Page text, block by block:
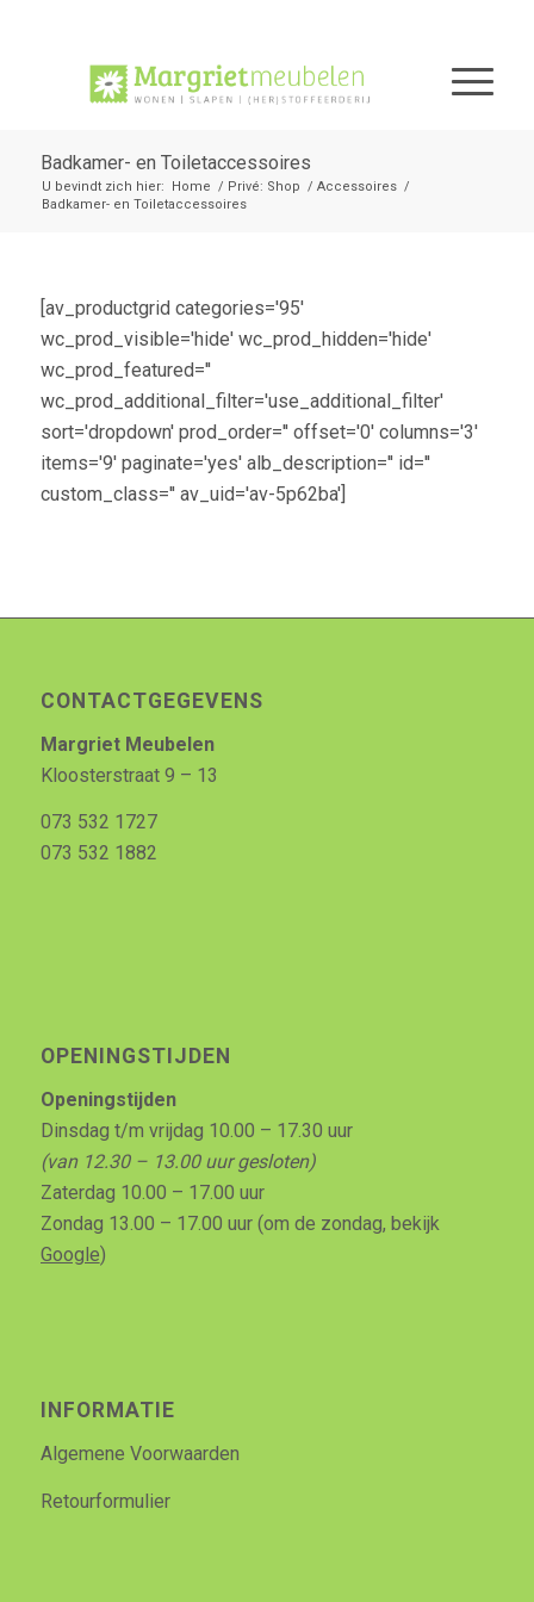
Badkamer- en Toiletaccessoires
U bevindt zich hier: Home / Privé: Shop / Accessoires /
Badkamer- en Toiletaccessoires
[av_productgrid categories='95'
wc_prod_visible='hide' wc_prod_hidden='hide'
wc_prod_featured=''
wc_prod_additional_filter='use_additional_filter'
sort='dropdown' prod_order='' offset='0' columns='3'
items='9' paginate='yes' alb_description='' id=''
custom_class='' av_uid='av-5p62ba']
CONTACTGEGEVENS
Margriet Meubelen
Kloosterstraat 9 – 13
073 532 1727
073 532 1882
OPENINGSTIJDEN
Openingstijden
Dinsdag t/m vrijdag 10.00 – 17.30 uur
(van 12.30 – 13.00 uur gesloten)
Zaterdag 10.00 – 17.00 uur
Zondag 13.00 – 17.00 uur (om de zondag, bekijk
Google)
INFORMATIE
Algemene Voorwaarden
Retourformulier